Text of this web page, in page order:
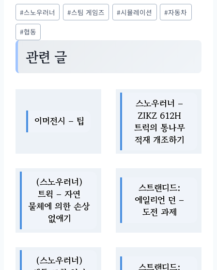
Post
Tags:
#스노우러너 #스팀 게임즈 #시뮬레이션 #자동차
#협동
관련 글
이머전시 – 팁
스노우러너 –
ZIKZ 612H
트럭의 통나무
적재 개조하기
(스노우러너)
트윅 – 자연
물체에 의한 손상
없애기
스트랜디드:
에일리언 던 –
도전 과제
(스노우러너)
스트랜디드: